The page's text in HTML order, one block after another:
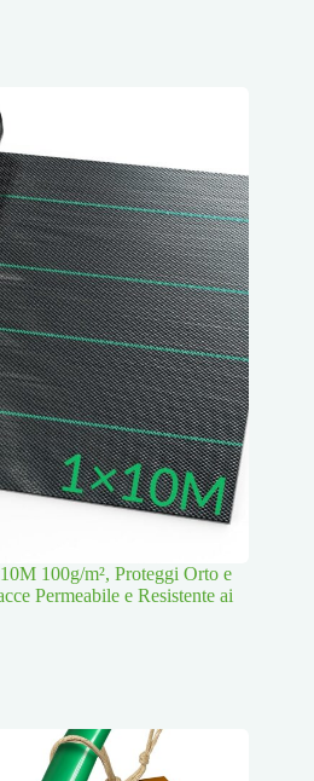
100g/m², Proteggi Orto e
Permeabile e Resistente ai